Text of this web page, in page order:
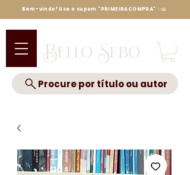
Bello Sebo
Procure por título ou autor
Bem-vindo! Use o cupom "PRIMEIRACOMPRA" ✨📖